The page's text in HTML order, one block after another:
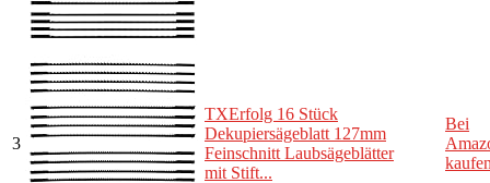
3
TXErfolg 16 Stück
Dekupiersägeblatt 127mm
Feinschnitt Laubsägeblätter
mit Stift...
Bei